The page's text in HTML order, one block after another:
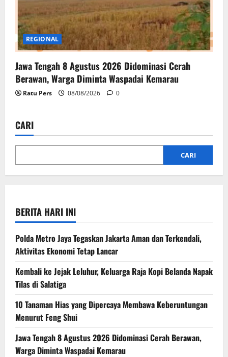
REGIONAL
Jawa Tengah 8 Agustus 2026 Didominasi Cerah
Berawan, Warga Diminta Waspadai Kemarau
Ratu Pers 08/08/2026 0
CARI
CARI
BERITA HARI INI
Polda Metro Jaya Tegaskan Jakarta Aman dan Terkendali,
Aktivitas Ekonomi Tetap Lancar
Kembali ke Jejak Leluhur, Keluarga Raja Kopi Belanda Napak
Tilas di Salatiga
10 Tanaman Hias yang Dipercaya Membawa Keberuntungan
Menurut Feng Shui
Jawa Tengah 8 Agustus 2026 Didominasi Cerah Berawan,
Warga Diminta Waspadai Kemarau